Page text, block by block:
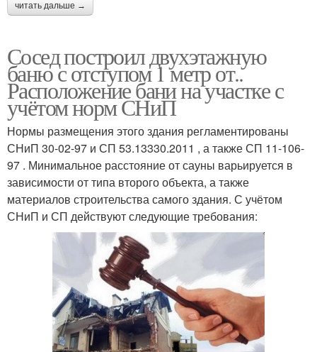
читать дальше →
Сосед построил двухэтажную
баню с отступом 1 метр от..
Расположение бани на участке с
учётом норм СНиП
Нормы размещения этого здания регламентированы
СНиП 30-02-97 и СП 53.13330.2011 , а также СП 11-106-
97 . Минимальное расстояние от сауны варьируется в
зависимости от типа второго объекта, а также
материалов строительства самого здания. С учётом
СНиП и СП действуют следующие требования: